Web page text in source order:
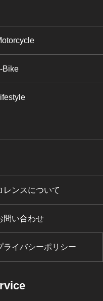
Bike
レンスについて
問い合わせ
ライバシーポリシー